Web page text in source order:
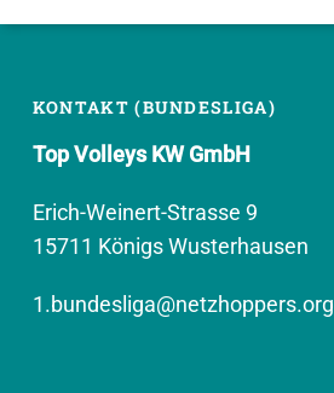
KONTAKT (BUNDESLIGA)
Top Volleys KW GmbH
Erich-Weinert-Strasse 9
15711 Königs Wusterhausen
1.bundesliga@netzhoppers.org